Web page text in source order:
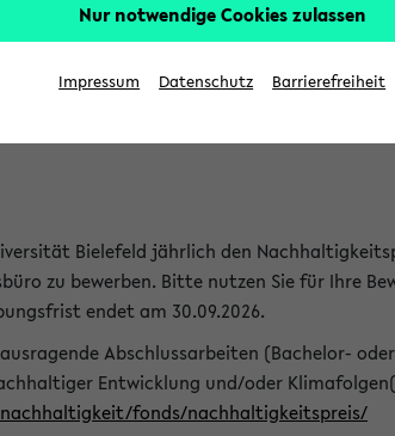
Bewerbungsphase
Bielefeld jährlich den
zu bewerben. Bitte nutzen Sie für Ihre
endet am 30.09.2026.
Abschlussarbeiten (Bachelor-
Entwicklung und/oder
fonds/nachhaltigkeitspreis/
Nur notwendige Cookies zulassen
Impressum Datenschutz Barrierefreiheit